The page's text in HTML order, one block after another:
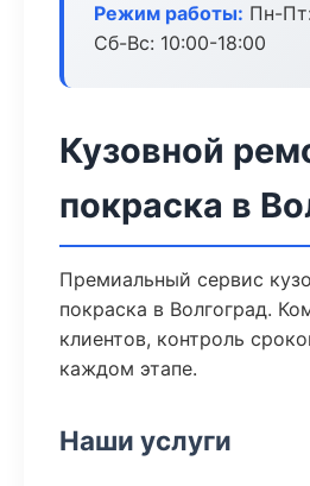
Режим работы: Пн-
Сб-Вс: 10:00-18:00
Кузовной
покраска в
Премиальный сервис
покраска в Волгоград.
клиентов, контроль
каждом этапе.
Наши услуги